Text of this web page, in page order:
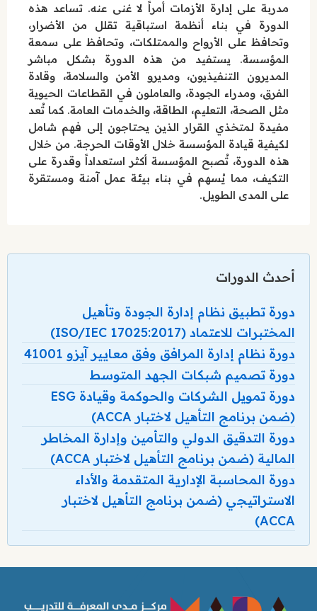
مدربة على إدارة الأزمات أمراً لا غنى عنه. تساعد هذه
الدورة في بناء أنظمة استباقية تقلل من الأضرار،
وتحافظ على الأرواح والممتلكات، وتحافظ على سمعة
المؤسسة. يستفيد من هذه الدورة بشكل مباشر
المديرون التنفيذيون، ومديرو الأمن والسلامة، وقادة
الفرق، ومدراء الجودة، والعاملون في القطاعات الحيوية
مثل الصحة، التعليم، الطاقة، والخدمات العامة. كما تُعد
مفيدة لمتخذي القرار الذين يحتاجون إلى فهم شامل
لكيفية قيادة المؤسسة خلال الأوقات الحرجة. من خلال
هذه الدورة، تُصبح المؤسسة أكثر استعداداً وقدرة على
التكيف، مما يُسهم في بناء بيئة عمل آمنة ومستقرة
على المدى الطويل.
أحدث الدورات
دورة تطبيق نظام إدارة الجودة وتأهيل
المختبرات للاعتماد (ISO/IEC 17025:2017)
دورة نظام إدارة المرافق وفق معايير آيزو 41001
دورة تصميم شبكات الجهد المتوسط
دورة تمويل الشركات والحوكمة وقيادة ESG
(ضمن برنامج التأهيل لاختبار ACCA)
دورة التدقيق الدولي والتأمين وإدارة المخاطر
المالية (ضمن برنامج التأهيل لاختبار ACCA)
دورة المحاسبة الإدارية المتقدمة والأداء
الاستراتيجي (ضمن برنامج التأهيل لاختبار
ACCA)